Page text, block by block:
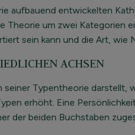
aufbauend entwickelten
Theorie um zwei Kategorien
sein kann und die Art, wie
ACHSEN
seiner Typentheorie
erhöht. Eine
der beiden Buchstaben